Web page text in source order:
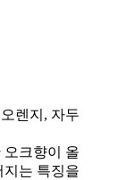
렌지, 자두
오크향이 올
지는 특징을